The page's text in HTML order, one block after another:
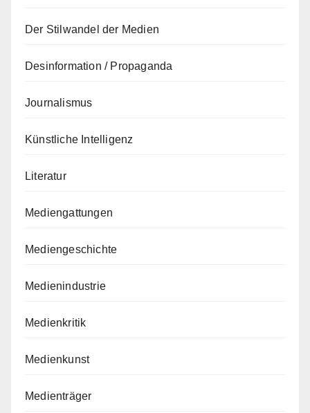
Der Stilwandel der Medien
Desinformation / Propaganda
Journalismus
Künstliche Intelligenz
Literatur
Mediengattungen
Mediengeschichte
Medienindustrie
Medienkritik
Medienkunst
Medienträger